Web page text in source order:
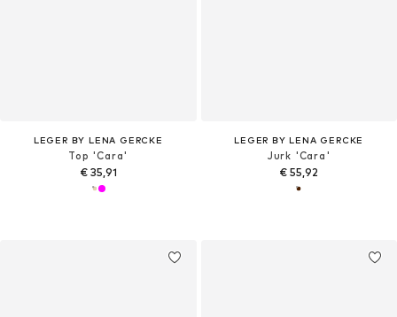
LEGER BY LENA GERCKE
Top 'Cara'
€ 35,91
LEGER BY LENA GERCKE
Jurk 'Cara'
€ 55,92